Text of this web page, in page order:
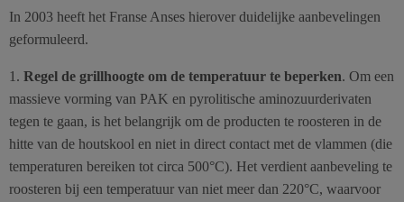
In 2003 heeft het Franse Anses hierover duidelijke aanbevelingen
geformuleerd.
1. Regel de grillhoogte om de temperatuur te beperken. Om een
massieve vorming van PAK en pyrolitische aminozuurderivaten
tegen te gaan, is het belangrijk om de producten te roosteren in de
hitte van de houtskool en niet in direct contact met de vlammen (die
temperaturen bereiken tot circa 500°C). Het verdient aanbeveling te
roosteren bij een temperatuur van niet meer dan 220°C, waarvoor